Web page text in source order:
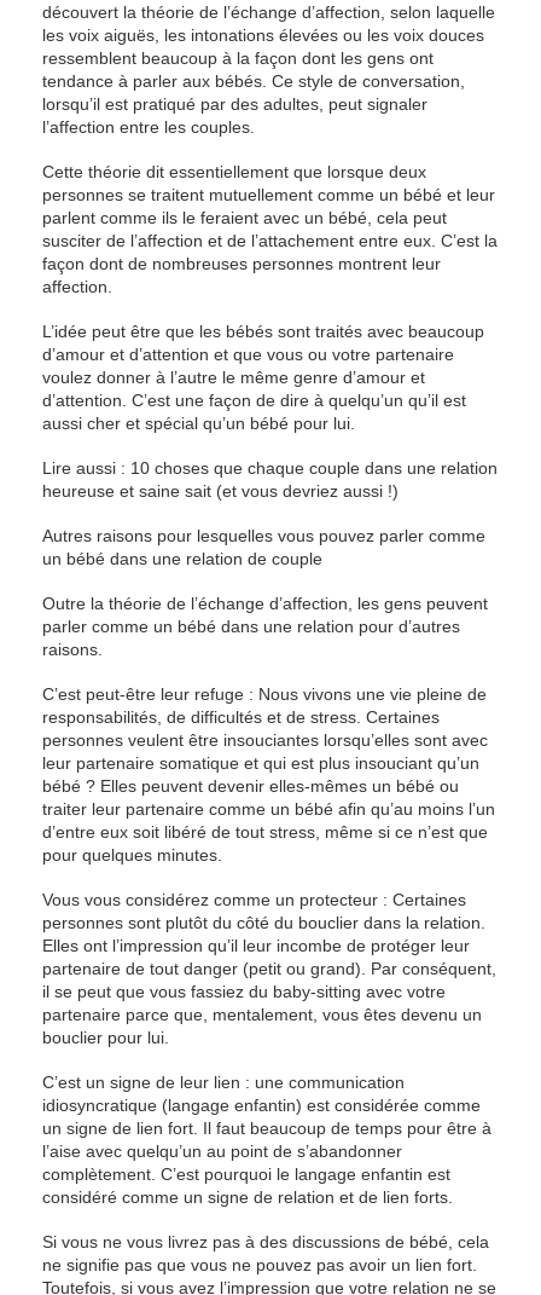
découvert la théorie de l’échange d’affection, selon laquelle
les voix aiguës, les intonations élevées ou les voix douces
ressemblent beaucoup à la façon dont les gens ont
tendance à parler aux bébés. Ce style de conversation,
lorsqu’il est pratiqué par des adultes, peut signaler
l’affection entre les couples.
Cette théorie dit essentiellement que lorsque deux
personnes se traitent mutuellement comme un bébé et leur
parlent comme ils le feraient avec un bébé, cela peut
susciter de l’affection et de l’attachement entre eux. C’est la
façon dont de nombreuses personnes montrent leur
affection.
L’idée peut être que les bébés sont traités avec beaucoup
d’amour et d’attention et que vous ou votre partenaire
voulez donner à l’autre le même genre d’amour et
d’attention. C’est une façon de dire à quelqu’un qu’il est
aussi cher et spécial qu’un bébé pour lui.
Lire aussi : 10 choses que chaque couple dans une relation
heureuse et saine sait (et vous devriez aussi !)
Autres raisons pour lesquelles vous pouvez parler comme
un bébé dans une relation de couple
Outre la théorie de l’échange d’affection, les gens peuvent
parler comme un bébé dans une relation pour d’autres
raisons.
C’est peut-être leur refuge : Nous vivons une vie pleine de
responsabilités, de difficultés et de stress. Certaines
personnes veulent être insouciantes lorsqu’elles sont avec
leur partenaire somatique et qui est plus insouciant qu’un
bébé ? Elles peuvent devenir elles-mêmes un bébé ou
traiter leur partenaire comme un bébé afin qu’au moins l’un
d’entre eux soit libéré de tout stress, même si ce n’est que
pour quelques minutes.
Vous vous considérez comme un protecteur : Certaines
personnes sont plutôt du côté du bouclier dans la relation.
Elles ont l’impression qu’il leur incombe de protéger leur
partenaire de tout danger (petit ou grand). Par conséquent,
il se peut que vous fassiez du baby-sitting avec votre
partenaire parce que, mentalement, vous êtes devenu un
bouclier pour lui.
C’est un signe de leur lien : une communication
idiosyncratique (langage enfantin) est considérée comme
un signe de lien fort. Il faut beaucoup de temps pour être à
l’aise avec quelqu’un au point de s’abandonner
complètement. C’est pourquoi le langage enfantin est
considéré comme un signe de relation et de lien forts.
Si vous ne vous livrez pas à des discussions de bébé, cela
ne signifie pas que vous ne pouvez pas avoir un lien fort.
Toutefois, si vous avez l’impression que votre relation ne se